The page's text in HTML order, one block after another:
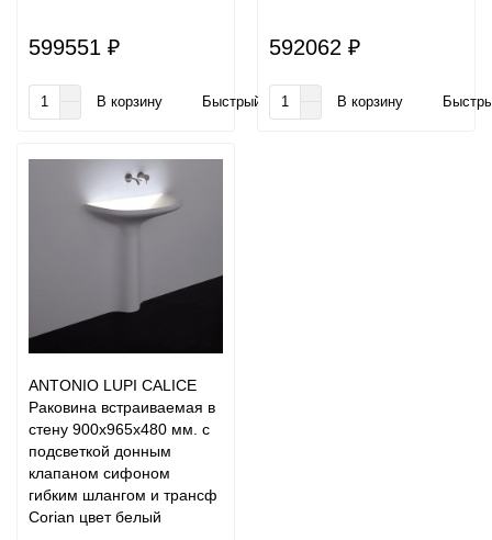
599551 ₽
В корзину Быстрый заказ
592062 ₽
В корзину
ANTONIO LUPI CALICE
Раковина встраиваемая в
стену 900х965х480 мм. с
подсветкой донным
клапаном сифоном
гибким шлангом и трансф
Corian цвет белый